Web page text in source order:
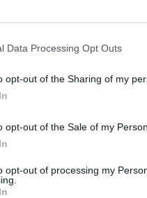
Data Processing Opt Outs
opt-out of the Sharing of my
opt-out of the Sale of my
opt-out of processing my
trendu úspěšných
partnerem více než třiceti
K nejúspěšnějším titulům
na krku nebo Špunti
filmu radost a
oceňují, že mají v
filmů nejen investuje, ale
skvělých diváckých